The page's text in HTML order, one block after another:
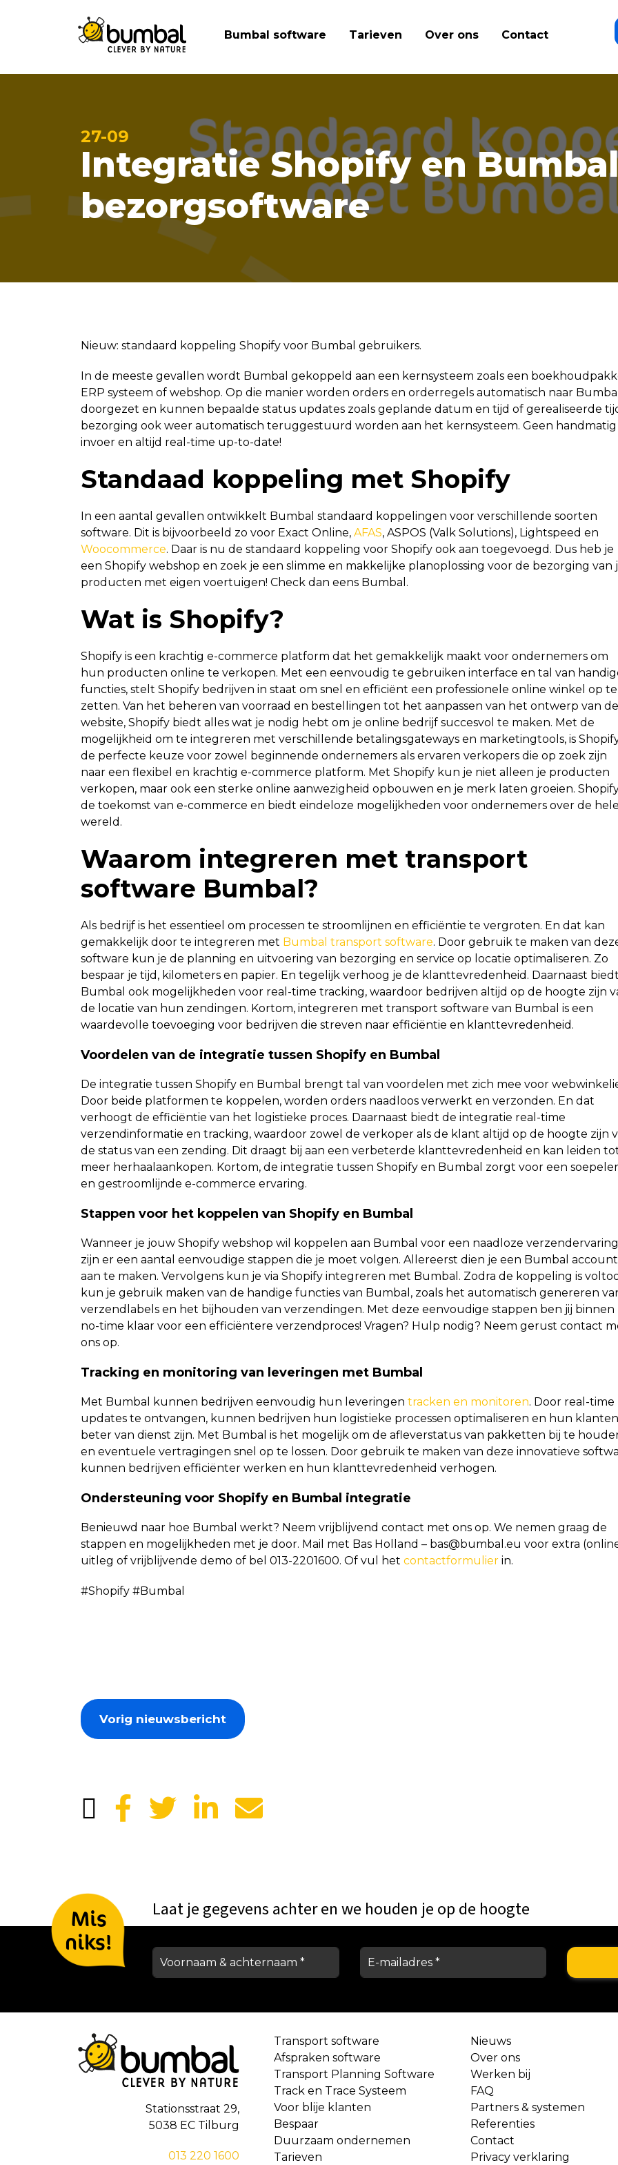
Bumbal software Tarieven Over ons Contact
27-09
Integratie Shopify en
bezorgsoftware
Nieuw: standaard koppeling Shopify voor Bumbal gebruikers.
In de meeste gevallen wordt Bumbal gekoppeld aan een kernsysteem zoals een
ERP systeem of webshop. Op die manier worden orders en orderregels automatisch naar Bumbal
doorgezet en kunnen bepaalde status updates zoals geplande datum en tijd of gerealiseerde
bezorging ook weer automatisch teruggestuurd worden aan het kernsysteem. Geen handmatig
invoer en altijd real-time up-to-date!
Standaad koppeling met Shopify
In een aantal gevallen ontwikkelt Bumbal standaard koppelingen voor verschillende soorten
software. Dit is bijvoorbeeld zo voor Exact Online, AFAS, ASPOS (Valk Solutions), Lightspeed en
Woocommerce. Daar is nu de standaard koppeling voor Shopify ook aan toegevoegd. Dus heb je
een Shopify webshop en zoek je een slimme en makkelijke planoplossing voor de bezorging van
producten met eigen voertuigen! Check dan eens Bumbal.
Wat is Shopify?
Shopify is een krachtig e-commerce platform dat het gemakkelijk maakt voor ondernemers om
hun producten online te verkopen. Met een eenvoudig te gebruiken interface en tal van
functies, stelt Shopify bedrijven in staat om snel en efficiënt een professionele online winkel op te
zetten. Van het beheren van voorraad en bestellingen tot het aanpassen van het ontwerp van de
website, Shopify biedt alles wat je nodig hebt om je online bedrijf succesvol te maken. Met de
mogelijkheid om te integreren met verschillende betalingsgateways en marketingtools, is
de perfecte keuze voor zowel beginnende ondernemers als ervaren verkopers die op zoek zijn
naar een flexibel en krachtig e-commerce platform. Met Shopify kun je niet alleen je producten
verkopen, maar ook een sterke online aanwezigheid opbouwen en je merk laten groeien.
de toekomst van e-commerce en biedt eindeloze mogelijkheden voor ondernemers over de hele
wereld.
Waarom integreren met transport
software Bumbal?
Als bedrijf is het essentieel om processen te stroomlijnen en efficiëntie te vergroten. En dat kan
gemakkelijk door te integreren met Bumbal transport software. Door gebruik te maken van
software kun je de planning en uitvoering van bezorging en service op locatie optimaliseren. Zo
bespaar je tijd, kilometers en papier. En tegelijk verhoog je de klanttevredenheid. Daarnaast biedt
Bumbal ook mogelijkheden voor real-time tracking, waardoor bedrijven altijd op de hoogte zijn
de locatie van hun zendingen. Kortom, integreren met transport software van Bumbal is een
waardevolle toevoeging voor bedrijven die streven naar efficiëntie en klanttevredenheid.
Voordelen van de integratie tussen Shopify en Bumbal
De integratie tussen Shopify en Bumbal brengt tal van voordelen met zich mee voor
Door beide platformen te koppelen, worden orders naadloos verwerkt en verzonden. En dat
verhoogt de efficiëntie van het logistieke proces. Daarnaast biedt de integratie real-time
verzendinformatie en tracking, waardoor zowel de verkoper als de klant altijd op de hoogte zijn
de status van een zending. Dit draagt bij aan een verbeterde klanttevredenheid en kan leiden
meer herhaalaankopen. Kortom, de integratie tussen Shopify en Bumbal zorgt voor een
en gestroomlijnde e-commerce ervaring.
Stappen voor het koppelen van Shopify en Bumbal
Wanneer je jouw Shopify webshop wil koppelen aan Bumbal voor een naadloze
zijn er een aantal eenvoudige stappen die je moet volgen. Allereerst dien je een Bumbal account
aan te maken. Vervolgens kun je via Shopify integreren met Bumbal. Zodra de koppeling is
kun je gebruik maken van de handige functies van Bumbal, zoals het automatisch genereren
verzendlabels en het bijhouden van verzendingen. Met deze eenvoudige stappen ben jij binnen
no-time klaar voor een efficiëntere verzendproces! Vragen? Hulp nodig? Neem gerust contact
ons op.
Tracking en monitoring van leveringen met Bumbal
Met Bumbal kunnen bedrijven eenvoudig hun leveringen tracken en monitoren. Door real-time
updates te ontvangen, kunnen bedrijven hun logistieke processen optimaliseren en hun klanten
beter van dienst zijn. Met Bumbal is het mogelijk om de afleverstatus van pakketten bij te
en eventuele vertragingen snel op te lossen. Door gebruik te maken van deze innovatieve
kunnen bedrijven efficiënter werken en hun klanttevredenheid verhogen.
Ondersteuning voor Shopify en Bumbal integratie
Benieuwd naar hoe Bumbal werkt? Neem vrijblijvend contact met ons op. We nemen graag de
stappen en mogelijkheden met je door. Mail met Bas Holland – bas@bumbal.eu voor extra
uitleg of vrijblijvende demo of bel 013-2201600. Of vul het contactformulier in.
#Shopify #Bumbal
Vorig nieuwsbericht
Laat je gegevens achter en we houden je op de hoogte
Mis
niks!
Stationsstraat 29,
5038 EC Tilburg
013 220 1600
Transport software
Afspraken software
Transport Planning Software
Track en Trace Systeem
Voor blije klanten
Bespaar
Duurzaam ondernemen
Tarieven
Nieuws
Over ons
Werken bij
FAQ
Partners & systemen
Referenties
Contact
Privacy verklaring